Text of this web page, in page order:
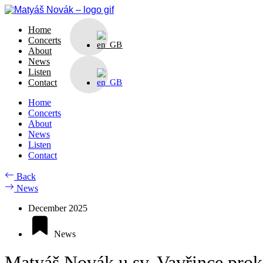
Skip
contentHome
Concerts
About
News
Listen
Contact
Home
Concerts
About
News
Listen
Contact
Back
News
December 2025
News